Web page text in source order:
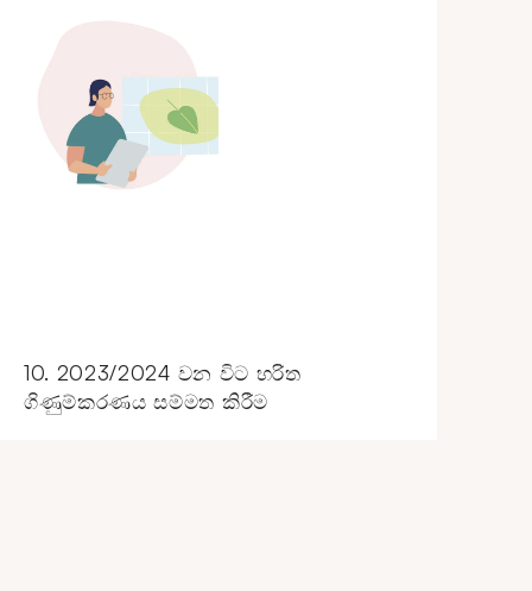
10. 2023/2024 වන විට හරිත
ගිණුම්කරණය සම්මත කිරීම